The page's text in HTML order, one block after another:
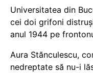
Universitatea din
cei doi grifoni
anul 1944 pe
Aura Stănculescu,
nedreptate să nu-i